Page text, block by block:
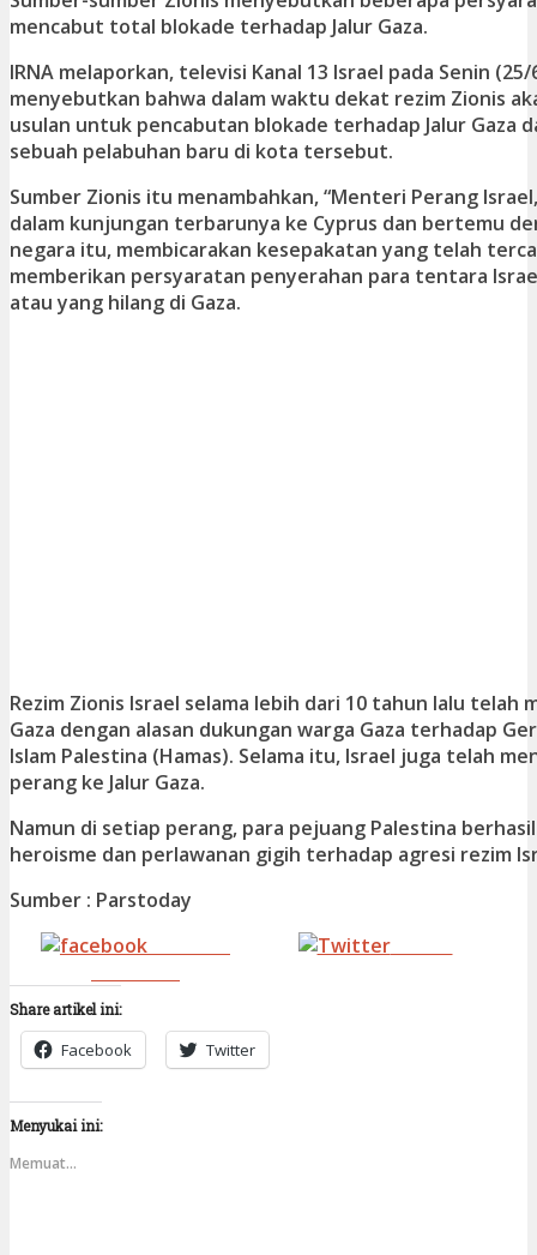
mencabut total blokade terhadap Jalur Gaza.
IRNA melaporkan, televisi Kanal 13 Israel pada Senin (25/
menyebutkan bahwa dalam waktu dekat rezim Zionis
usulan untuk pencabutan blokade terhadap Jalur Gaza
sebuah pelabuhan baru di kota tersebut.
Sumber Zionis itu menambahkan, “Menteri Perang
dalam kunjungan terbarunya ke Cyprus dan bertemu
negara itu, membicarakan kesepakatan yang telah
memberikan persyaratan penyerahan para tentara
atau yang hilang di Gaza.
Rezim Zionis Israel selama lebih dari 10 tahun lalu telah
Gaza dengan alasan dukungan warga Gaza terhadap
Islam Palestina (Hamas). Selama itu, Israel juga telah
perang ke Jalur Gaza.
Namun di setiap perang, para pejuang Palestina
heroisme dan perlawanan gigih terhadap agresi rezim
Sumber : Parstoday
Tweet
Share artikel ini:
Facebook Twitter
Menyukai ini:
Memuat...